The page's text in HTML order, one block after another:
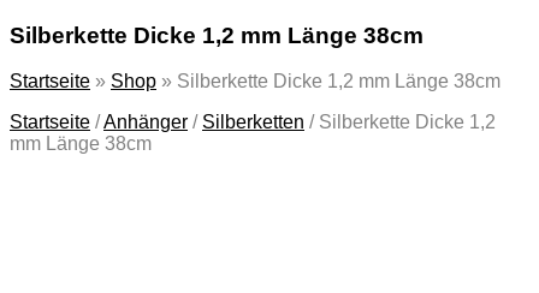
Silberkette Dicke 1,2 mm Länge 38cm
Startseite » Shop » Silberkette Dicke 1,2 mm Länge 38cm
Startseite /Anhänger / Silberketten / Silberkette Dicke 1,2
mm Länge 38cm